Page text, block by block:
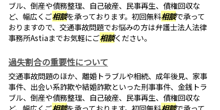
ブル、倒産や債務整理、自己破産、民事再生、債権回収な
ど、幅広くご相談を承っております。初回無料相談で承って
おりますので、交通事故問題でお悩みの方は弁護士法人法律
事務所Astiaまでお気軽にご相談ください。
過失割合の重要性について
交通事故問題のほか、離婚トラブルや相続、成年後見、家事
事件、出会い系詐欺や結婚詐欺といった刑事事件、金銭トラ
ブル、倒産や債務整理、自己破産、民事再生、債権回収な
ど、幅広くご相談を承っております。初回無料相談で承って